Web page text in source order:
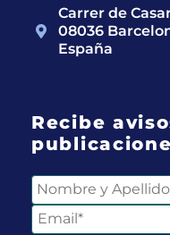
Carrer de
08036
España
Recibe